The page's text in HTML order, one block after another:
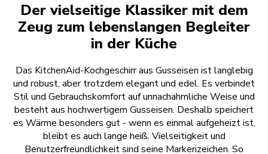
Der vielseitige Klassiker mit dem
Zeug zum lebenslangen Begleiter
in der Küche
Das KitchenAid-Kochgeschirr aus Gusseisen ist langlebig
und robust, aber trotzdem elegant und edel. Es verbindet
Stil und Gebrauchskomfort auf unnachahmliche Weise und
besteht aus hochwertigem Gusseisen. Deshalb speichert
es Wärme besonders gut - wenn es einmal aufgeheizt ist,
bleibt es auch lange heiß. Vielseitigkeit und
Benutzerfreundlichkeit sind seine Markenzeichen. So